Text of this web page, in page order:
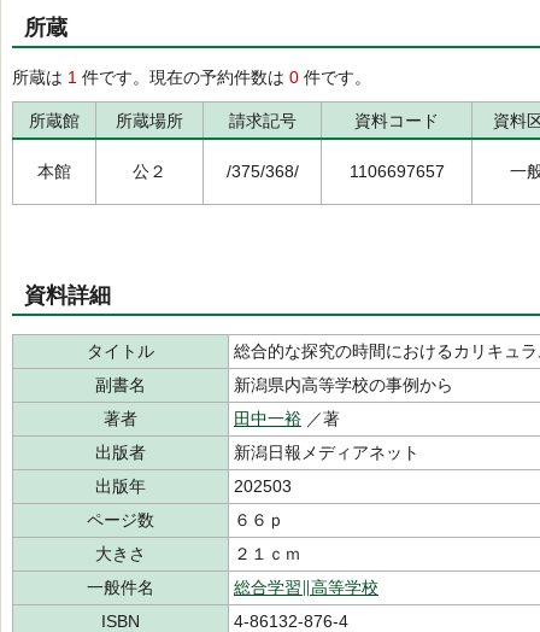
所蔵
所蔵は 1 件です。現在の予約件数は 0 件です。
所蔵館 所蔵場所 請求記号 資料コード 資料
本館 公２ /375/368/ 1106697657 一
資料詳細
タイトル
総合的な探究の時間におけるカリキュ
副書名
新潟県内高等学校の事例から
著者
田中一裕 ／著
出版者
新潟日報メディアネット
出版年
202503
ページ数
６６ｐ
大きさ
２１ｃｍ
一般件名
総合学習∥高等学校
ISBN
4-86132-876-4